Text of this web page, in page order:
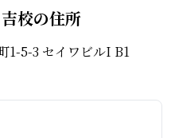
校の住所
1-5-3 セイワビルI B1